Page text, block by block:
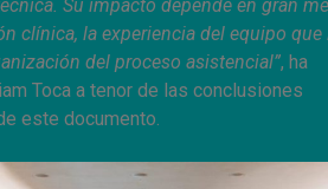
Su impacto depende en gran
clínica, la experiencia del equipo que
del proceso asistencial”, ha
Toca a tenor de las conclusiones
este documento.